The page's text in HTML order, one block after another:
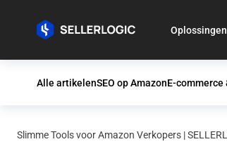
Alle artikelenSEO op AmazonE-commerce
Slimme Tools voor Amazon Verkopers |